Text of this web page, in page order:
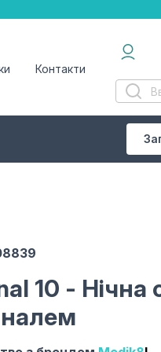
Контакти
10 - Нічна